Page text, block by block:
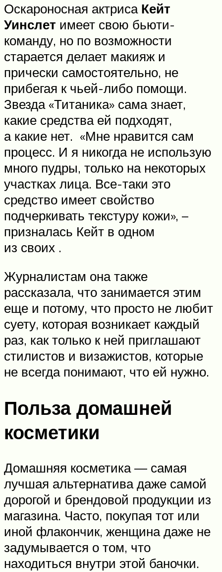
Оскароносная актриса Кейт
Уинслет имеет свою бьюти-
команду, но по возможности
старается делает макияж и
прически самостоятельно, не
прибегая к чьей-либо помощи.
Звезда «Титаника» сама знает,
какие средства ей подходят,
а какие нет. «Мне нравится сам
процесс. И я никогда не использую
много пудры, только на некоторых
участках лица. Все-таки это
средство имеет свойство
подчеркивать текстуру кожи», –
призналась Кейт в одном
из своих .
Журналистам она также
рассказала, что занимается этим
еще и потому, что просто не любит
суету, которая возникает каждый
раз, как только к ней приглашают
стилистов и визажистов, которые
не всегда понимают, что ей нужно.
Польза домашней
косметики
Домашняя косметика — самая
лучшая альтернатива даже самой
дорогой и брендовой продукции из
магазина. Часто, покупая тот или
иной флакончик, женщина даже не
задумывается о том, что
находиться внутри этой баночки.